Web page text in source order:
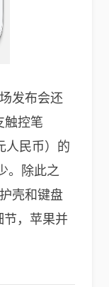
发布会还
触控笔
人民币）的
。除此之
壳和键盘
节，苹果并